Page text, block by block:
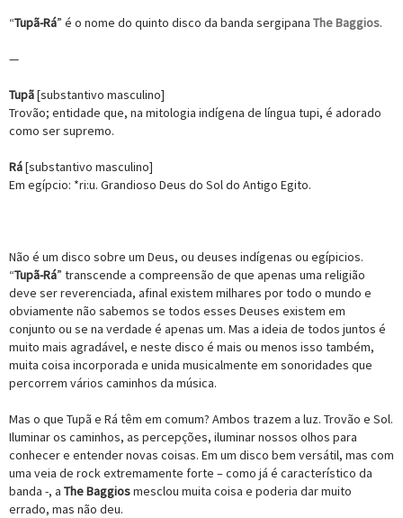
“Tupã-Rá” é o nome do quinto disco da banda sergipana The Baggios.
—
Tupã[substantivo masculino]
Trovão; entidade que, na mitologia indígena de língua tupi, é adorado
como ser supremo.
Rá[substantivo masculino]
Em egípcio: *ri:u. Grandioso Deus do Sol do Antigo Egito.
Não é um disco sobre um Deus, ou deuses indígenas ou egípicios.
“Tupã-Rá” transcende a compreensão de que apenas uma religião
deve ser reverenciada, afinal existem milhares por todo o mundo e
obviamente não sabemos se todos esses Deuses existem em
conjunto ou se na verdade é apenas um. Mas a ideia de todos juntos é
muito mais agradável, e neste disco é mais ou menos isso também,
muita coisa incorporada e unida musicalmente em sonoridades que
percorrem vários caminhos da música.
Mas o que Tupã e Rá têm em comum? Ambos trazem a luz. Trovão e Sol.
Iluminar os caminhos, as percepções, iluminar nossos olhos para
conhecer e entender novas coisas. Em um disco bem versátil, mas com
uma veia de rock extremamente forte – como já é característico da
banda -, a The Baggiosmesclou muita coisa e poderia dar muito
errado, mas não deu.